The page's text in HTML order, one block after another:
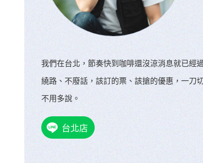
我們在台北，節奏快到咖啡還沒涼消息就已經
繞路、不廢話，該訂的票、該搶的優惠，一刀
不用多說。
台北店